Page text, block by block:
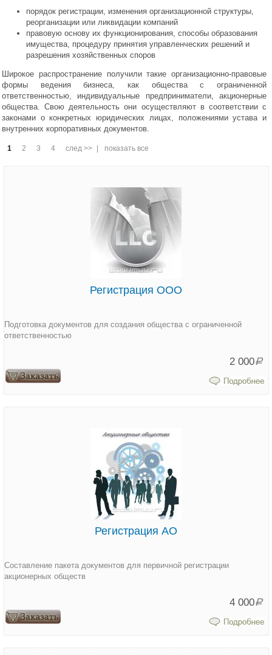
порядок регистрации, изменения организационной структуры,
реорганизации или ликвидации компаний
правовую основу их функционирования, способы образования
имущества, процедуру принятия управленческих решений и
разрешения хозяйственных споров
Широкое распространение получили такие организационно-правовые
формы ведения бизнеса, как общества с ограниченной
ответственностью, индивидуальные предприниматели, акционерные
общества. Свою деятельность они осуществляют в соответствии с
законами о конкретных юридических лицах, положениями устава и
внутренних корпоративных документов.
1 2 3 4 след >> | показать все
Регистрация ООО
Подготовка документов для создания общества с ограниченной
ответственностью
2 000Р
Регистрация АО
Составление пакета документов для первичной регистрации
акционерных обществ
4 000Р